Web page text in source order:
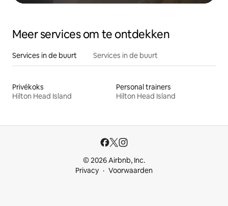
Meer services om te ontdekken
Services in de buurt Services in de buurt
Privékoks
Hilton Head Island
Personal trainers
Hilton Head Island
© 2026 Airbnb, Inc.
Privacy
Voorwaarden